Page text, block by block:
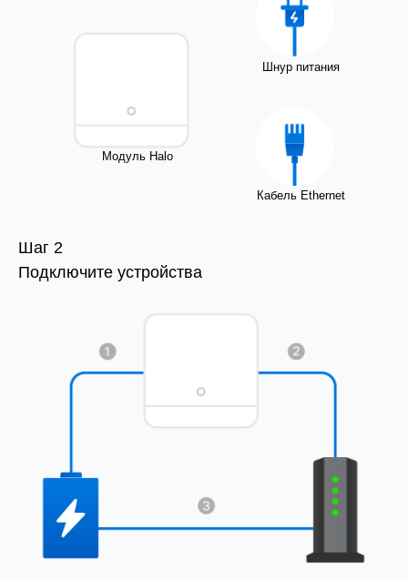
Модуль Halo
Шнур питания
Кабель Ethernet
Шаг 2
Подключите устройства